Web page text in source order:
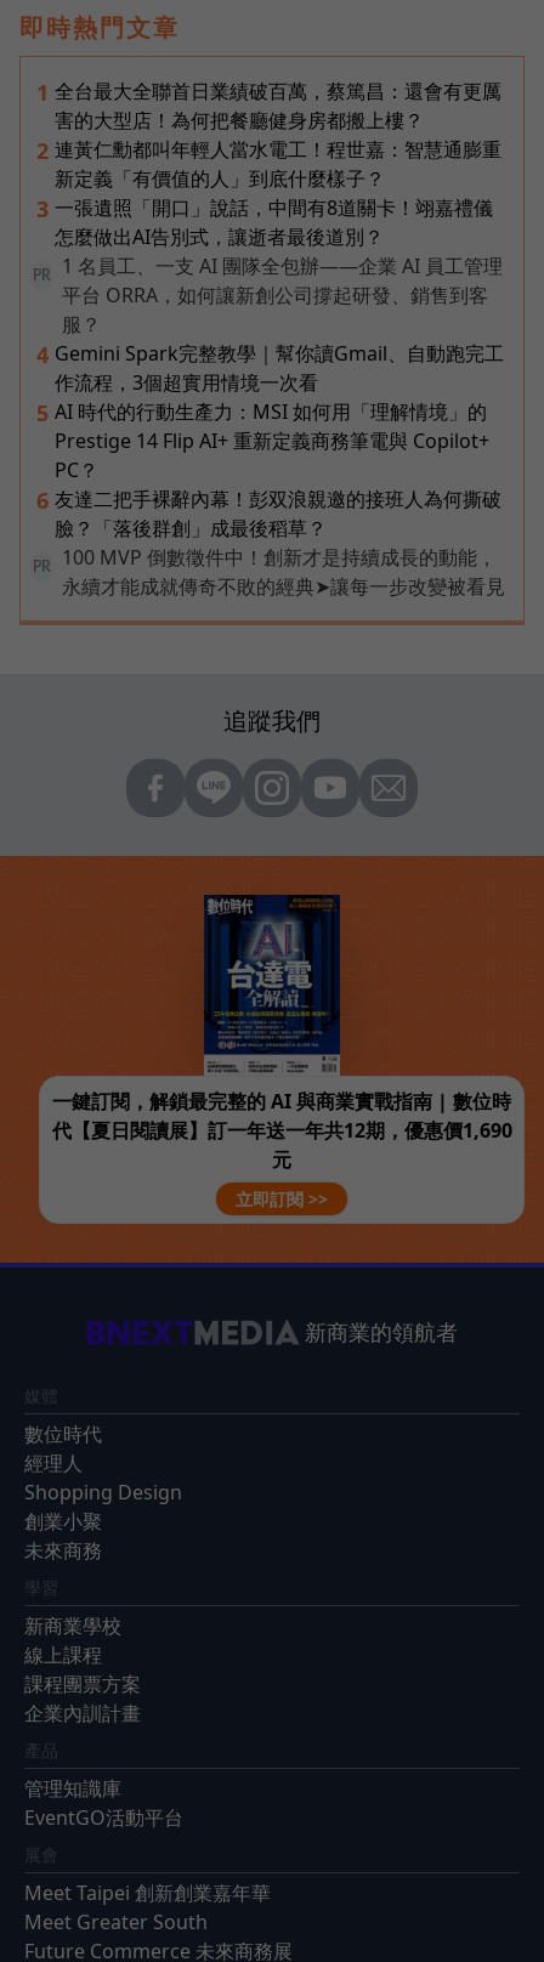
即時熱門文章
1 全台最大全聯首日業績破百萬，蔡篤昌：還會有更厲
害的大型店！為何把餐廳健身房都搬上樓？
2 連黃仁勳都叫年輕人當水電工！程世嘉：智慧通膨重
新定義「有價值的人」到底什麼樣子？
3 一張遺照「開口」說話，中間有8道關卡！翊嘉禮儀
怎麼做出AI告別式，讓逝者最後道別？
PR
1 名員工、一支 AI 團隊全包辦——企業 AI 員工管理
平台 ORRA，如何讓新創公司撐起研發、銷售到客
服？
4 Gemini Spark完整教學｜幫你讀Gmail、自動跑完工
作流程，3個超實用情境一次看
5 AI 時代的行動生產力：MSI 如何用「理解情境」的
Prestige 14 Flip AI+ 重新定義商務筆電與 Copilot+
PC？
6 友達二把手裸辭內幕！彭双浪親邀的接班人為何撕破
臉？「落後群創」成最後稻草？
PR
100 MVP 倒數徵件中！創新才是持續成長的動能，
永續才能成就傳奇不敗的經典➤讓每一步改變被看見
追蹤我們
一鍵訂閱，解鎖最完整的 AI 與商業實戰指南 | 數位時
代【夏日閱讀展】訂一年送一年共12期，優惠價1,690
元
立即訂閱 >>
新商業的領航者
媒體
數位時代
經理人
Shopping Design
創業小聚
未來商務
學習
新商業學校
線上課程
課程團票方案
企業內訓計畫
產品
管理知識庫
EventGO活動平台
展會
Meet Taipei 創新創業嘉年華
Meet Greater South
Future Commerce 未來商務展